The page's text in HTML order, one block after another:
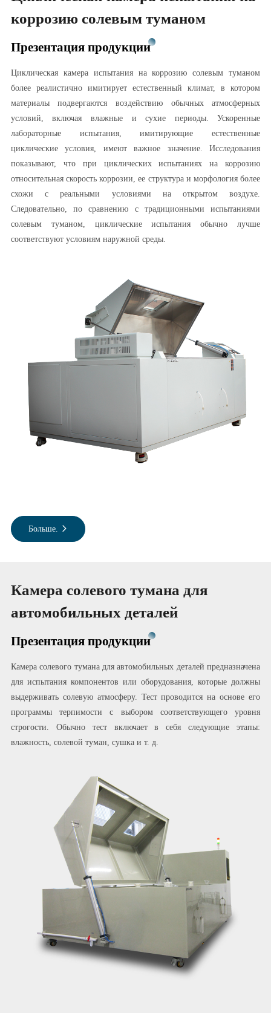
коррозию солевым туманом
Презентация продукции
Циклическая камера испытания на коррозию солевым туманом
более реалистично имитирует естественный климат, в котором
материалы подвергаются воздействию обычных атмосферных
условий, включая влажные и сухие периоды. Ускоренные
лабораторные испытания, имитирующие естественные
циклические условия, имеют важное значение. Исследования
показывают, что при циклических испытаниях на коррозию
относительная скорость коррозии, ее структура и морфология более
схожи с реальными условиями на открытом воздухе.
Следовательно, по сравнению с традиционными испытаниями
солевым туманом, циклические испытания обычно лучше
соответствуют условиям наружной среды.
Больше.
Камера солевого тумана для
автомобильных деталей
Презентация продукции
Камера солевого тумана для автомобильных деталей предназначена
для испытания компонентов или оборудования, которые должны
выдерживать солевую атмосферу. Тест проводится на основе его
программы терпимости с выбором соответствующего уровня
строгости. Обычно тест включает в себя следующие этапы:
влажность, солевой туман, сушка и т. д.